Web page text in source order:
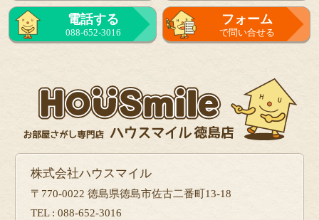
電話する
088-652-3016
フォーム
で問い合せる
株式会社ハウスマイル
〒770-0022 徳島県徳島市佐古二番町13-18
TEL : 088-652-3016